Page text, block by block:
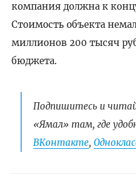
компания должна к
Стоимость объекта
миллионов 200 тысяч
бюджета.
Подпишитесь и
«Ямал» там, где
ВКонтакте,